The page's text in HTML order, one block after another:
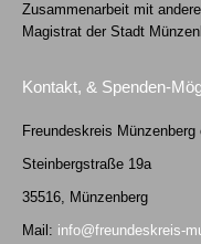
Zusammenarbeit mit
Magistrat der Stadt
Kontakt, & Spenden-
Freundeskreis Münzenberg
Steinbergstraße 19a
35516, Münzenberg
Mail: info@freundeskreis-